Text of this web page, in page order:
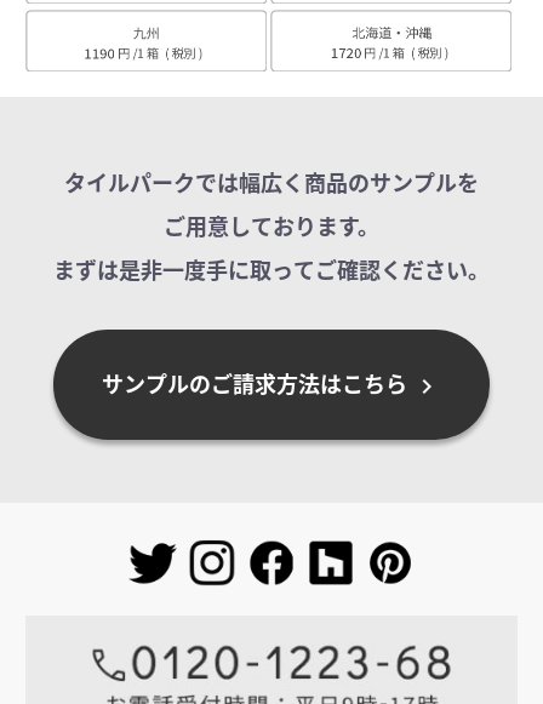
タイルパークでは幅広く商品のサンプルを
ご用意しております。
まずは是非一度手に取ってご確認ください。
サンプルのご請求方法はこちら chevron_right